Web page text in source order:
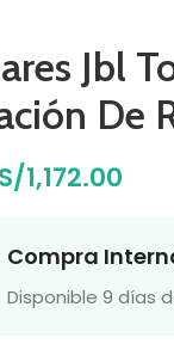
Jbl
De
S/1,172.00
Compra
Disponible 9 días